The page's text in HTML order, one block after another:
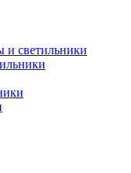
и светильники